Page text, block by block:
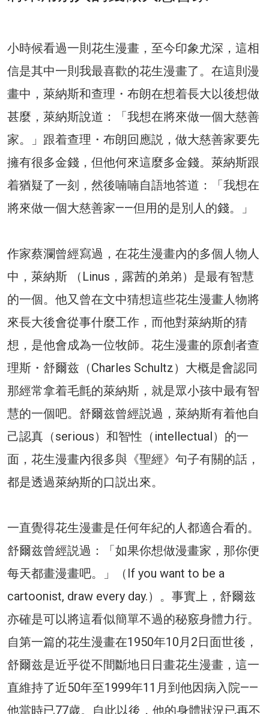
小時候看過一則花生漫畫，至今印象尤深，這相
信是其中一則我最喜歡的花生漫畫了。在這則漫
畫中，萊納斯和查理・布朗在想着長大以後想做
甚麼，萊納斯說道：「我想在將來做一個大慈善
家。」跟着查理・布朗回應説，做大慈善家要先
擁有很多金錢，但他何來這麼多金錢。萊納斯跟
着猶疑了一刻，然後喃喃自語地答道：「我想在
將來做一個大慈善家——但用的是別人的錢。」
作家蔡瀾曾經寫過，在花生漫畫內的多個人物人
中，萊納斯 （Linus，露茜的弟弟）是最有智慧
的一個。他又曾在文中猜想這些花生漫畫人物將
來長大後會從事什麼工作，而他對萊納斯的猜
想，是他會成為一位牧師。花生漫畫的原創者查
理斯・舒爾兹（Charles Schultz）大概是會認同
那經常拿着毛氈的萊納斯，就是眾小孩中最有智
慧的一個吧。舒爾兹曾經説過，萊納斯有着他自
己認真（serious）和智性（intellectual）的一
面，花生漫畫內很多與《聖經》句子有關的話，
都是透過萊納斯的口説出來。
一直覺得花生漫畫是任何年紀的人都適合看的。
舒爾兹曾經説過：「如果你想做漫畫家，那你便
每天都畫漫畫吧。」（If you want to be a
cartoonist, draw every day.）。事實上，舒爾兹
亦確是可以將這看似簡單不過的秘竅身體力行。
自第一篇的花生漫畫在1950年10月2日面世後，
舒爾兹是近乎從不間斷地日日畫花生漫畫，這一
直維持了近50年至1999年11月到他因病入院——
他當時已77歲。自此以後，他的身體狀況已再不